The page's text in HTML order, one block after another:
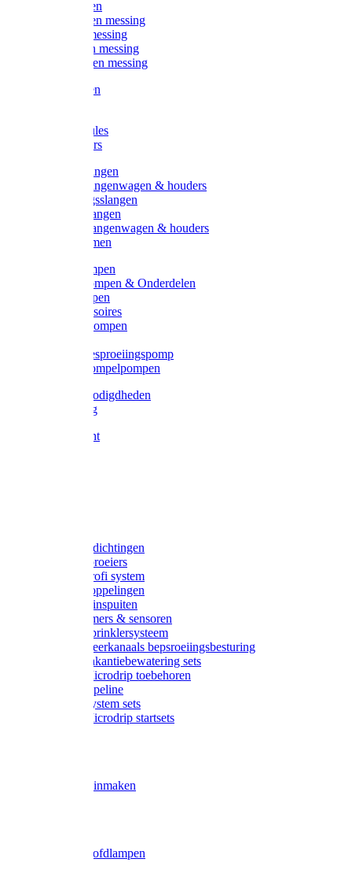
Kogelkranen
Koppelingen messing
Sproeiers messing
Tuinspuiten messing
Slangstukken messing
Handspuiten
Kunststoftules
Regenmeters
Overige slangen
Overige slangenwagen & houders
Beregeningsslangen
Gardena slangen
Gardena slangenwagen & houders
Slangklemmen
Leader pompen
Zwengelpompen & Onderdelen
Ebara pompen
Pompaccessoires
Excellent pompen
Gardena besproeiingspomp
Gardena dompelpompen
Tyleen benodigdheden
Tyleenslang
Lange bocht
Gardena afdichtingen
Gardena sproeiers
Gardena Profi system
Gardena koppelingen
Gardena tuinspuiten
Gardena timers & sensoren
Gardena Sprinklersysteem
Gardena meerkanaals bepsroeiingsbesturing
Gardena vakantiebewatering sets
Gardena Microdrip toebehoren
Gardena Pipeline
Gardena System sets
Gardena Microdrip startsets
Wecken & inmaken
Zak- & Hoofdlampen